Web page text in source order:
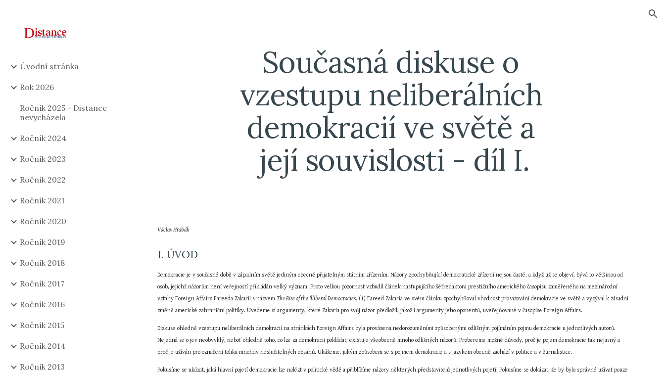
Úvodní stránka
Rok 2026
Ročník 2025 - Distance
nevycházela
Ročník 2024
Ročník 2023
Ročník 2022
Ročník 2021
Ročník 2020
Ročník 2019
Ročník 2018
Ročník 2017
Ročník 2016
Ročník 2015
Ročník 2014
Ročník 2013
Současná diskuse o
vzestupu neliberálních
demokracií ve světě a
její souvislosti - díl I.
Václav Hrabák
I. ÚVOD
Demokracie je v současné době v západním světě jediným obecně přijatelným státním zřízením. Názory zpochybňující demokratické zřízení nejsou časté, a když už se objeví, bývá to většinou od
osob, jejichž názorům není veřejností přikládán velký význam. Proto velkou pozornost vzbudil článek nastupujícího šéfredaktora prestižního amerického časopisu zaměřeného na mezinárodní
vztahy Foreign Affairs Fareeda Zakarii s názvem The Rise of the Illiberal Democracies. (1) Fareed Zakaria ve svém článku zpochybňoval vhodnost prosazování demokracie ve světě a vyzýval k zásadní
změně americké zahraniční politiky. Uvedeme si argumenty, které Zakaria pro svůj názor předložil, jakož i argumenty jeho oponentů, uveřejňované v časopise Foreign Affairs.
Diskuse ohledně vzestupu neliberálních demokracií na stránkách Foreign Affairs byla provázena nedorozuměními způsobenými odlišným pojímáním pojmu demokracie u jednotlivých autorů.
Nejedná se o jev neobvyklý, neboť ohledně toho, co lze za demokracii pokládat, existuje všeobecně mnoho odlišných názorů. Probereme možné důvody, proč je pojem demokracie tak nejasný a
proč je užíván pro označení tolika mnohdy neslučitelných obsahů. Ukážeme, jakým způsobem se s pojmem demokracie a s jazykem obecně zachází v politice a v žurnalistice.
Pokusíme se ukázat, jaká hlavní pojetí demokracie lze nalézt v politické vědě a přiblížíme názory některých představitelů jednotlivých pojetí. Pokusíme se dokázat, že by bylo správné užívat pouze